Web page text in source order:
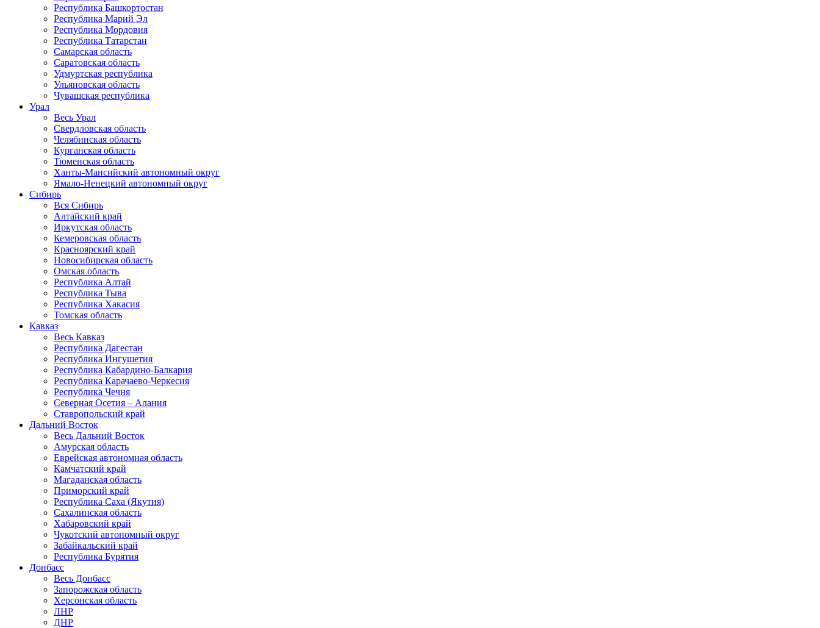
Республика Башкортостан
Республика Марий Эл
Республика Мордовия
Республика Татарстан
Самарская область
Саратовская область
Удмуртская республика
Ульяновская область
Чувашская республика
Урал
Весь Урал
Свердловская область
Челябинская область
Курганская область
Тюменская область
Ханты-Мансийский автономный округ
Ямало-Ненецкий автономный округ
Сибирь
Вся Сибирь
Алтайский край
Иркутская область
Кемеровская область
Красноярский край
Новосибирская область
Омская область
Республика Алтай
Республика Тыва
Республика Хакасия
Томская область
Кавказ
Весь Кавказ
Республика Дагестан
Республика Ингушетия
Республика Кабардино-Балкария
Республика Карачаево-Черкесия
Республика Чечня
Северная Осетия – Алания
Ставропольский край
Дальний Восток
Весь Дальний Восток
Амурская область
Еврейская автономная область
Камчатский край
Магаданская область
Приморский край
Республика Саха (Якутия)
Сахалинская область
Хабаровский край
Чукотский автономный округ
Забайкальский край
Республика Бурятия
Донбасс
Весь Донбасс
Запорожская область
Херсонская область
ЛНР
ДНР